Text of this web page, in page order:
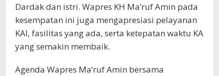
Dardak dan istri. Wapres KH Ma’ruf Amin pada
kesempatan ini juga mengapresiasi pelayanan
KAI, fasilitas yang ada, serta ketepatan waktu KA
yang semakin membaik.
Agenda Wapres Ma’ruf Amin bersama